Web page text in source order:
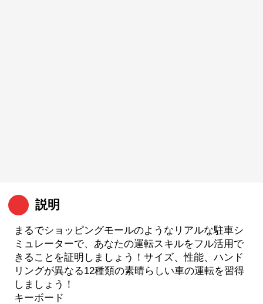
説明
まるでショッピングモールのようなリアルな駐車シ
ミュレーターで、あなたの運転スキルをフル活用で
きることを証明しましょう！サイズ、性能、ハンド
リングが異なる12種類の素晴らしい車の運転を習得
しましょう！
キーボード